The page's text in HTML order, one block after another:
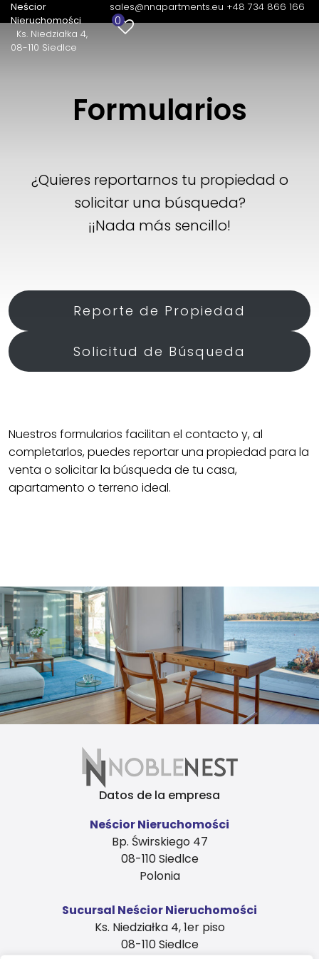
Neścior
Nieruchomości
Ks. Niedziałka 4
08-110 Siedlce
sales@nnapartments.eu +48 734 866 166
0
Formularios
¿Quieres reportarnos tu propiedad o
solicitar una búsqueda?
¡¡Nada más sencillo!
Reporte de Propiedad
Solicitud de Búsqueda
Nuestros formularios facilitan el contacto y, al
completarlos, puedes reportar una propiedad para la
venta o solicitar la búsqueda de tu casa,
apartamento o terreno ideal.
Datos de la empresa
Neścior Nieruchomości
Bp. Świrskiego 47
08-110 Siedlce
Polonia
Sucursal Neścior Nieruchomości
Ks. Niedziałka 4, 1er piso
08-110 Siedlce